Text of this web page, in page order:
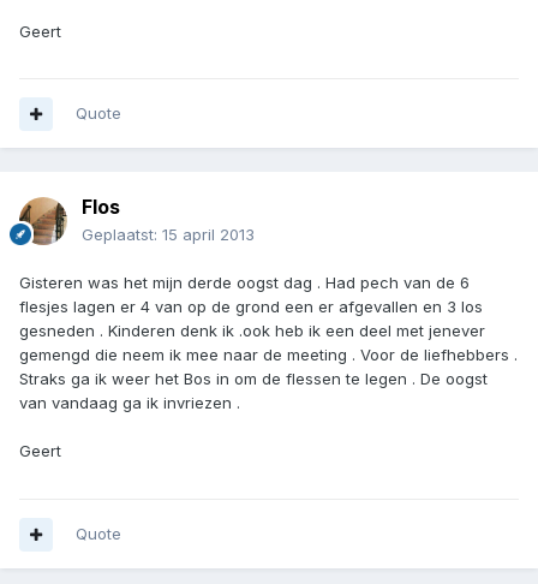
Geert
Quote
Flos
Geplaatst: 15 april 2013
Gisteren was het mijn derde oogst dag . Had pech van de 6
flesjes lagen er 4 van op de grond een er afgevallen en 3 los
gesneden . Kinderen denk ik .ook heb ik een deel met jenever
gemengd die neem ik mee naar de meeting . Voor de liefhebbers .
Straks ga ik weer het Bos in om de flessen te legen . De oogst
van vandaag ga ik invriezen .
Geert
Quote